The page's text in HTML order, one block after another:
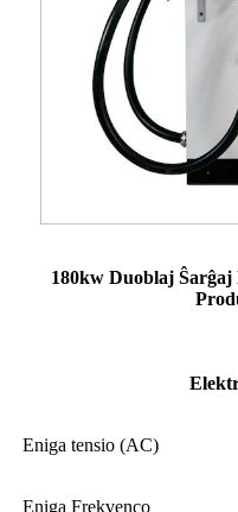
180kw Duoblaj
Eniga tensio (AC)
Eniga Frekvenco